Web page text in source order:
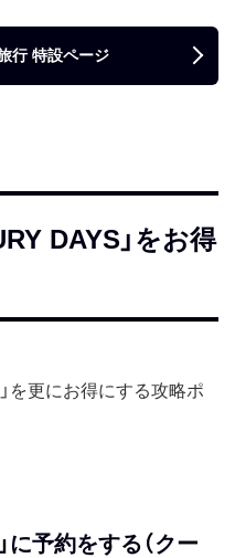
行 特設ページ
DAYS」をお得
を更にお得にする攻略ポ
に予約をする（クー